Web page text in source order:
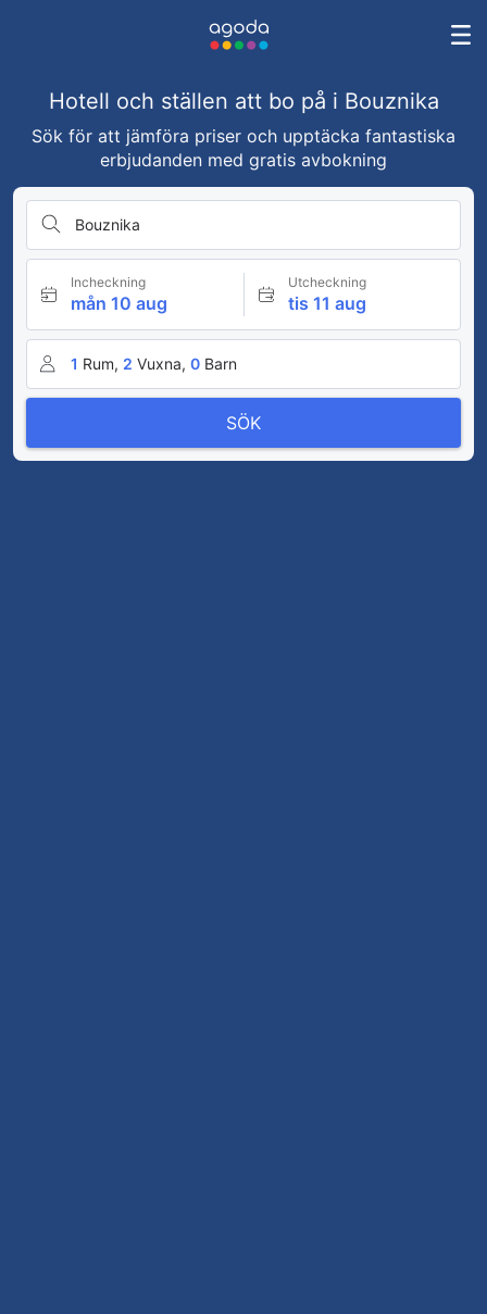
Hotell och ställen att bo på i Bouznika
Sök för att jämföra priser och upptäcka fantastiska
erbjudanden med gratis avbokning
Bouznika
Incheckning
mån 10 aug
Utcheckning
tis 11 aug
1 Rum, 2 Vuxna, 0 Barn
SÖK